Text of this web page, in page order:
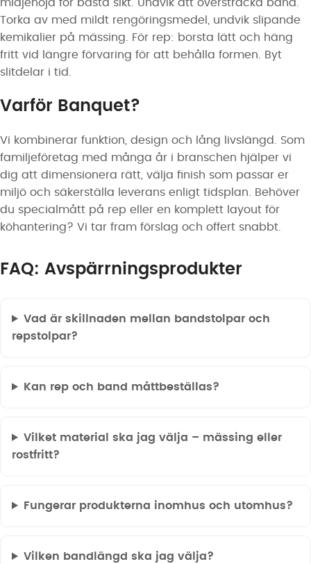
midjehöjd för bästa sikt. Undvik att översträcka band.
Torka av med mildt rengöringsmedel, undvik slipande
kemikalier på mässing. För rep: borsta lätt och häng
fritt vid längre förvaring för att behålla formen. Byt
slitdelar i tid.
Varför Banquet?
Vi kombinerar funktion, design och lång livslängd. Som
familjeföretag med många år i branschen hjälper vi
dig att dimensionera rätt, välja finish som passar er
miljö och säkerställa leverans enligt tidsplan. Behöver
du specialmått på rep eller en komplett layout för
köhantering? Vi tar fram förslag och offert snabbt.
FAQ: Avspärrningsprodukter
Vad är skillnaden mellan bandstolpar och
repstolpar?
Kan rep och band måttbeställas?
Vilket material ska jag välja – mässing eller
rostfritt?
Fungerar produkterna inomhus och utomhus?
Vilken bandlängd ska jag välja?